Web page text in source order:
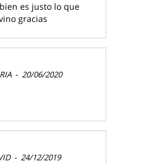
es justo lo que
gracias
- 20/06/2020
- 24/12/2019